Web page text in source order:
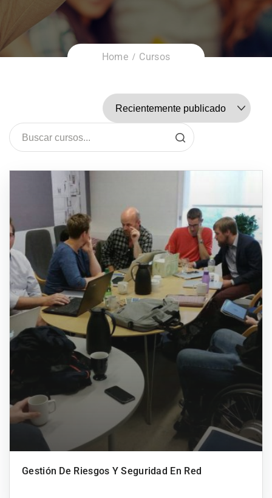
Home Cursos
Gestión De Riesgos Y Seguridad En Red